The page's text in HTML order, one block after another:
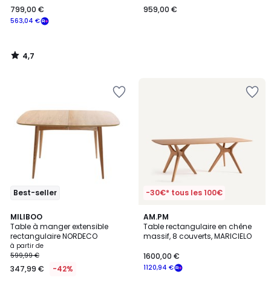
563,04 €
799,00 €
4,7
/
959,00 €
Best-seller
MILIBOO
Table à manger extensible
rectangulaire NORDECO
à partir de
599,99 €
347,99 € -42%
4,9
/ 5
3
Couleurs
-30€* tous les 100€
AM.PM
Table rectangulaire en chêne
massif, 8 couverts, MARICIELO
1120,94 €
1600,00 €
3
/
5